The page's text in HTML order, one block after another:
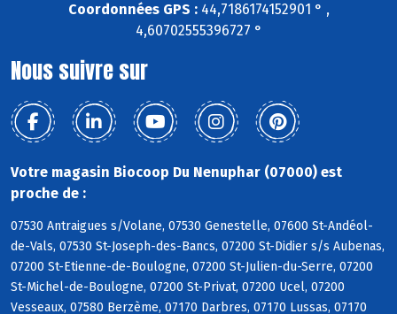
Coordonnées GPS :44,7186174152901 ° ,
4,60702555396727 °
Nous suivre sur
Votre magasin Biocoop Du Nenuphar (07000) est
proche de :
07530 Antraigues s/Volane, 07530 Genestelle, 07600 St-Andéol-
de-Vals, 07530 St-Joseph-des-Bancs, 07200 St-Didier s/s Aubenas,
07200 St-Etienne-de-Boulogne, 07200 St-Julien-du-Serre, 07200
St-Michel-de-Boulogne, 07200 St-Privat, 07200 Ucel, 07200
Vesseaux, 07580 Berzème, 07170 Darbres, 07170 Lussas, 07170